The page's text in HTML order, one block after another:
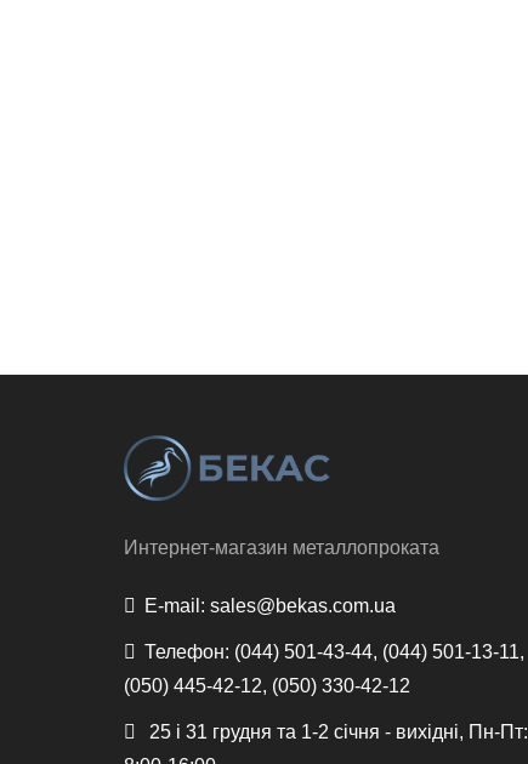
Интернет-магазин металлопроката
E-mail: sales@bekas.com.ua
Телефон: (044) 501-43-44, (044) 501-13-11,
(050) 445-42-12, (050) 330-42-12
25 і 31 грудня та 1-2 січня - вихідні, Пн-Пт: